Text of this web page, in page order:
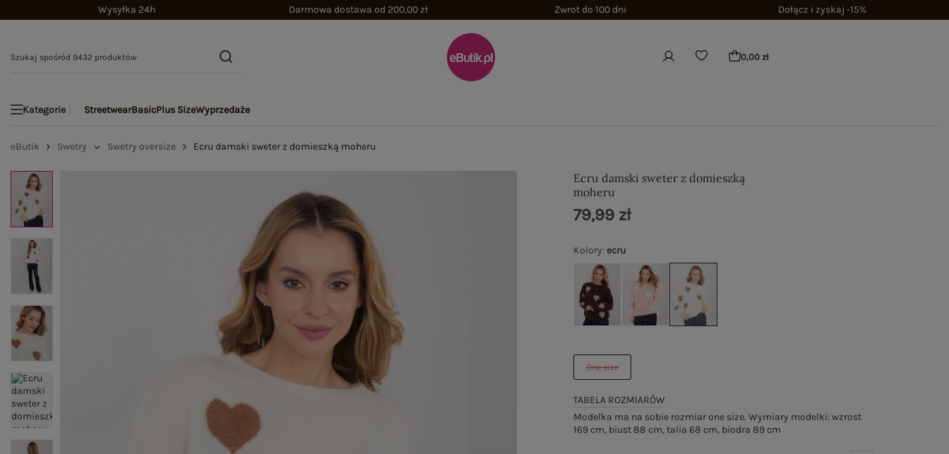
Wysyłka 24h Darmowa dostawa od 200,00 zł Zwrot do 100 dni Dołącz i zyskaj -15%
0,00 zł
Kategorie StreetwearBasicPlus SizeWyprzedaże
eButik Swetry Swetry oversize Ecru damski sweter z domieszką moheru
Ecru damski sweter z domieszką
moheru
Kolory: ecru
One size
TABELA ROZMIARÓW
Modelka ma na sobie rozmiar one size. Wymiary modelki: wzrost
169 cm, biust 88 cm, talia 68 cm, biodra 89 cm
79,99 zł